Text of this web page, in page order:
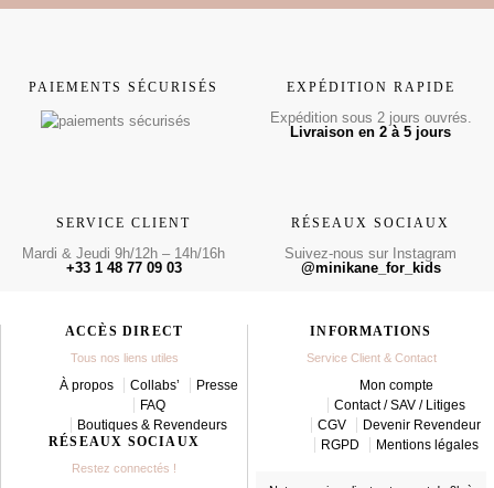
PAIEMENTS SÉCURISÉS EXPÉDITION RAPIDE
Expédition sous 2 jours ouvrés.
Livraison en 2 à 5 jours
SERVICE CLIENT
Mardi & Jeudi 9h/12h – 14h/16h
+33 1 48 77 09 03
RÉSEAUX SOCIAUX
Suivez-nous sur Instagram
@minikane_for_kids
ACCÈS DIRECT
Tous nos liens utiles
À propos Collabs’
Presse
FAQ
Boutiques & Revendeurs
RÉSEAUX SOCIAUX
Restez connectés !
INFORMATIONS
Service Client & Contact
Mon compte
Contact / SAV / Litiges
CGV
Devenir Revendeur
RGPD
Mentions légales